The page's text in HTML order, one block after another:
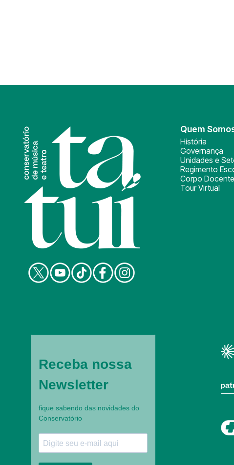
Quem
História
Governança
Unidades e
Regimento
Corpo Docente
Tour Virtual